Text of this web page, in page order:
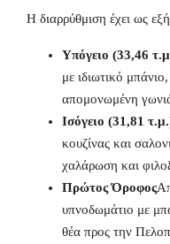
Η διαρρύθμιση έχει ως
Υπόγειο (33,46
με ιδιωτικό
απομονωμένη
Ισόγειο (31,81
κουζίνας και
χαλάρωση και
Πρώτος Όροφος
υπνοδωμάτιο με
θέα προς την